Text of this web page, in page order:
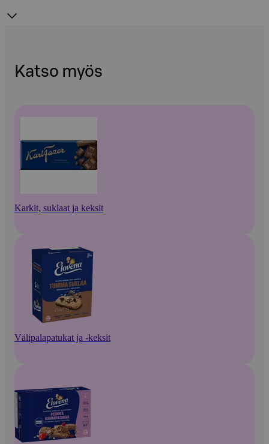
Katso myös
Karkit, suklaat ja keksit
Välipalapatukat ja -keksit